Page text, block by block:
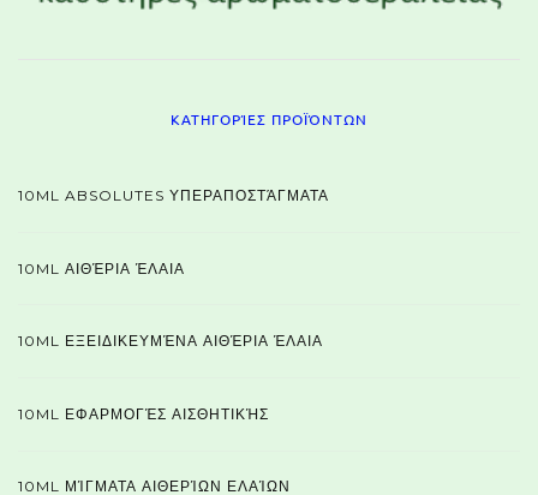
ΚΑΤΗΓΟΡΊΕΣ ΠΡΟΪΌΝΤΩΝ
10ML ABSOLUTES ΥΠΕΡΑΠΟΣΤΆΓΜΑΤΑ
10ML ΑΙΘΈΡΙΑ ΈΛΑΙΑ
10ML ΕΞΕΙΔΙΚΕΥΜΈΝΑ ΑΙΘΈΡΙΑ ΈΛΑΙΑ
10ML ΕΦΑΡΜΟΓΈΣ ΑΙΣΘΗΤΙΚΉΣ
10ML ΜΊΓΜΑΤΑ ΑΙΘΕΡΊΩΝ ΕΛΑΊΩΝ